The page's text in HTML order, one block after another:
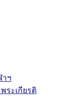
ฯ
ระเกียรติ